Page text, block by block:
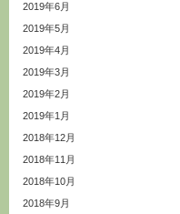
2019年6月
2019年5月
2019年4月
2019年3月
2019年2月
2019年1月
2018年12月
2018年11月
2018年10月
2018年9月